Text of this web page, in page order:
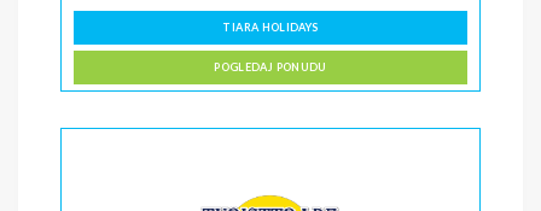
TIARA HOLIDAYS
POGLEDAJ PONUDU